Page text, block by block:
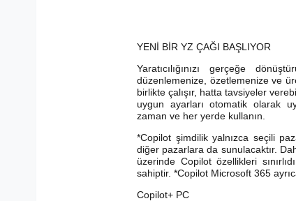
YENİ BİR YZ ÇAĞI BAŞLIYOR
Yaratıcılığınızı gerçeğe
düzenlemenize, özetlemenize ve
birlikte çalışır, hatta tavsiyeler
uygun ayarları otomatik olarak
zaman ve her yerde kullanın.
*Copilot şimdilik yalnızca seçili
diğer pazarlara da sunulacaktır.
üzerinde Copilot özellikleri
sahiptir. *Copilot Microsoft 365
Copilot+ PC